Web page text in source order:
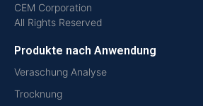
CEM Corporation
All Rights Reserved
Produkte nach Anwendung
Veraschung Analyse
Trocknung